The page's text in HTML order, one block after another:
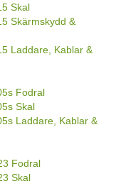
Skal
Skärmskydd &
Laddare, Kablar &
Fodral
Skal
Laddare, Kablar &
Fodral
Skal